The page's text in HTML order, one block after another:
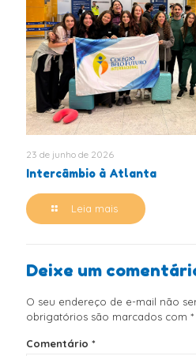
23 de junho de 2026
Intercâmbio à Atlanta
Leia mais
Deixe um
O seu endereço de e-mail não
obrigatórios são marcados com *
Comentário *